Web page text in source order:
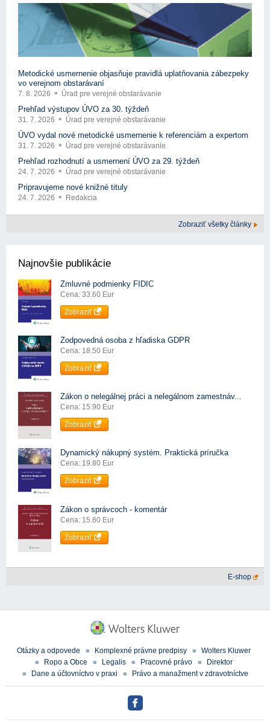
Metodické usmernenie objasňuje pravidlá uplatňovania zábezpeky
vo verejnom obstarávaní
7. 8. 2026 Úrad pre verejné obstarávanie
Prehľad výstupov ÚVO za 30. týždeň
31. 7. 2026 Úrad pre verejné obstarávanie
ÚVO vydal nové metodické usmernenie k referenciám a expertom
31. 7. 2026 Úrad pre verejné obstarávanie
Prehľad rozhodnutí a usmernení ÚVO za 29. týždeň
24. 7. 2026 Úrad pre verejné obstarávanie
Pripravujeme nové knižné tituly
24. 7. 2026 Redakcia
Zobraziť všetky články
Najnovšie publikácie
Zmluvné podmienky FIDIC
Cena: 33.60 Eur
Zobraziť
Zodpovedná osoba z hľadiska GDPR
Cena: 18.50 Eur
Zobraziť
Zákon o nelegálnej práci a nelegálnom zamestnáv...
Cena: 15.90 Eur
Zobraziť
Dynamický nákupný systém. Praktická príručka
Cena: 19.80 Eur
Zobraziť
Zákon o správcoch - komentár
Cena: 15.80 Eur
Zobraziť
E-shop
Otázky a odpovede Komplexné právne predpisy
Wolters Kluwer
Ropo a Obce
Legalis Pracovné právo
Direktor
Dane a účtovníctvo v praxi
Právo a manažment v zdravotníctve